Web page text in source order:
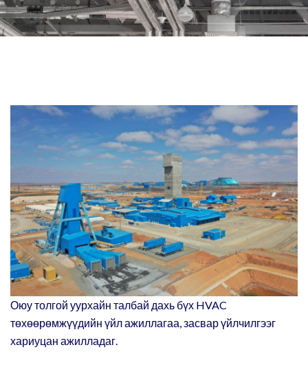
Оюу толгой уурхайн талбай дахь бүх HVAC
төхөөрөмжүүдийн үйл ажиллагаа, засвар үйлчилгээг
хариуцан ажилладаг.